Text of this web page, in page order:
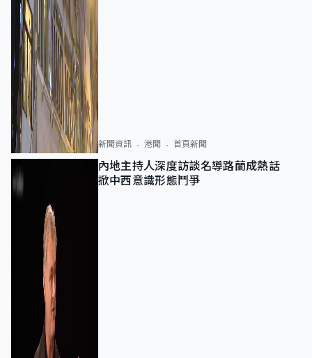
新聞資訊 港聞 首頁新聞
內地主持人深度訪談名導路蘭成熱話
掀中西意識形態鬥爭